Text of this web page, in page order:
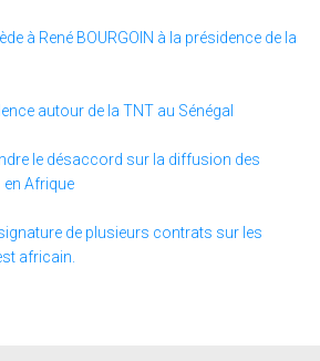
à René BOURGOIN à la présidence de la
autour de la TNT au Sénégal
le désaccord sur la diffusion des
Afrique
de plusieurs contrats sur les
africain.